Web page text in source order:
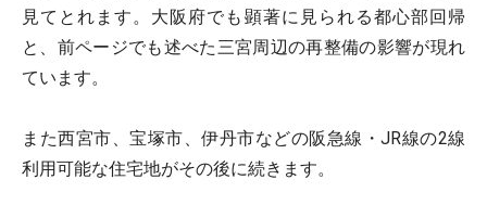
見てとれます。大阪府でも顕著に見られる都心部回帰
と、前ページでも述べた三宮周辺の再整備の影響が現れ
ています。
また西宮市、宝塚市、伊丹市などの阪急線・JR線の2線
利用可能な住宅地がその後に続きます。